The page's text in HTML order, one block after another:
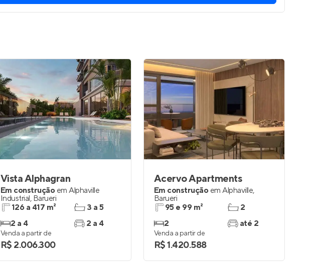
Vista Alphagran
Em construção em Alphaville
Industrial, Barueri
126 a 417 m²
2 a 4
3 a 5
2 a 4
Venda a partir de
R$ 2.006.300
Acervo Apartments
Em construção em Alphaville,
Barueri
95 e 99 m²
2
2
até 2
Venda a partir de
R$ 1.420.588